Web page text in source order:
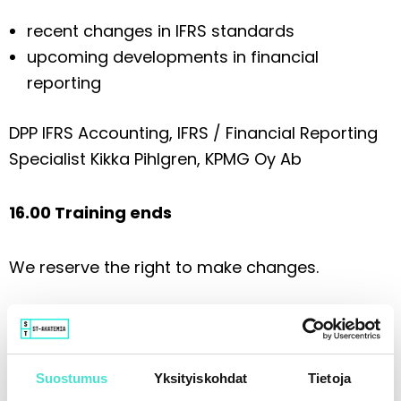
Suostumus Yksityiskohdat Tietoja
recent changes in IFRS standards
upcoming developments in financial
reporting
DPP IFRS Accounting, IFRS / Financial Reporting
Specialist Kikka Pihlgren, KPMG Oy Ab
16.00 Training ends
We reserve the right to make changes.
Lisätiedot